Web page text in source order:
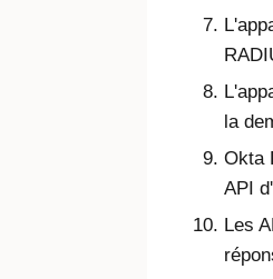
la
Okta
API
Les